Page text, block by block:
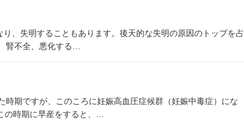
、失明することもあります。後天的な失明の原因のトップを占
不全、悪化する…
期ですが、このころに妊娠高血圧症候群（妊娠中毒症）にな
の時期に早産をすると、…